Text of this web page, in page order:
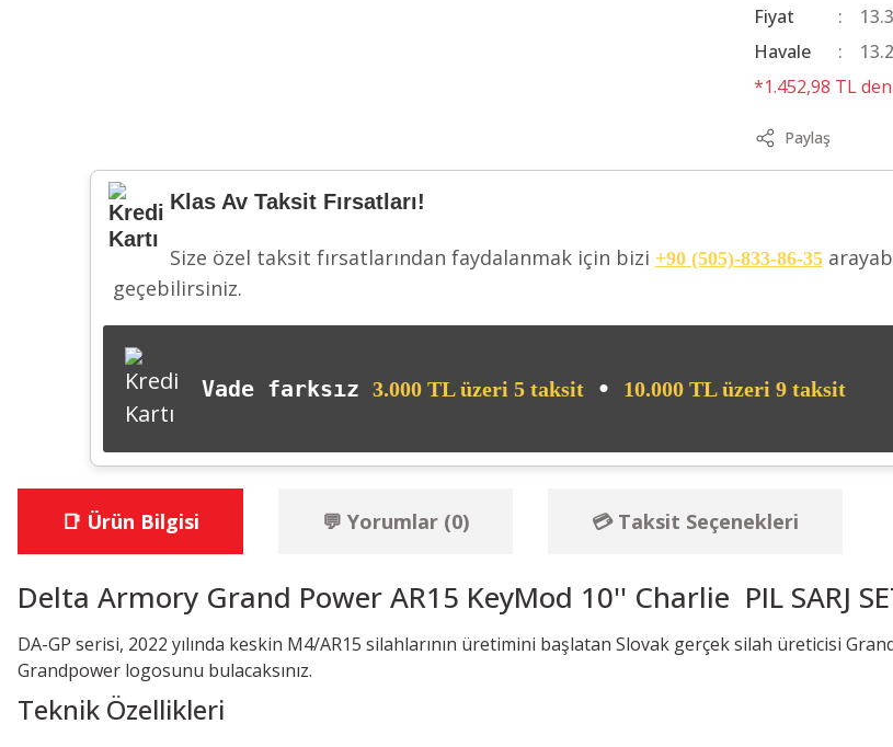
Fiyat
Havale
*1.452,98 TL
Paylaş
Klas Av Taksit Fırsatları!
Size özel taksit fırsatlarından faydalanmak için bizi +90 (505)-833-86-35
geçebilirsiniz.
Vade farksız3.000 TL üzeri 5 taksit • 10.000 TL üzeri 9 taksit
📑 Ürün Bilgisi 💬 Yorumlar (0) 💳 Taksit Seçenekleri
Delta Armory Grand Power AR15 KeyMod 10'' Charlie PIL SARJ
DA-GP serisi, 2022 yılında keskin M4/AR15 silahlarının üretimini başlatan Slovak gerçek silah üreticisi
Grandpower logosunu bulacaksınız.
Teknik Özellikleri